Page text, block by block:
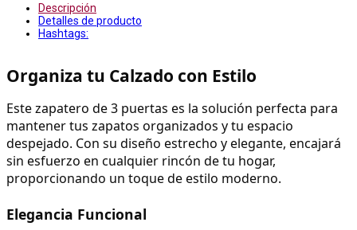
Descripción
Detalles de producto
Hashtags:
Organiza tu Calzado con Estilo
Este zapatero de 3 puertas es la solución perfecta para
mantener tus zapatos organizados y tu espacio
despejado. Con su diseño estrecho y elegante, encajará
sin esfuerzo en cualquier rincón de tu hogar,
proporcionando un toque de estilo moderno.
Elegancia Funcional